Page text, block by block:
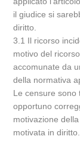
il giudice si
diritto.
3.1 Il ricorso
motivo del
accomunate da
della normativa
Le censure sono
opportuno
motivazione
motivata in diritto.